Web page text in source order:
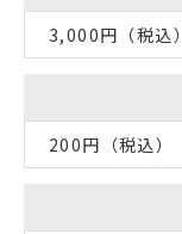
3,000円（税込）
200円（税込）